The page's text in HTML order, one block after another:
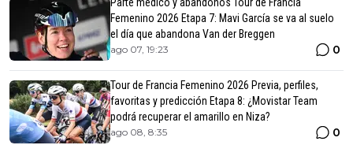
Femenino 2026 Etapa 7: Mavi García se va al suelo
el día que abandona Van der Breggen
ago 07, 19:23 0
Tour de Francia Femenino 2026 Previa, perfiles,
favoritas y predicción Etapa 8: ¿Movistar Team
podrá recuperar el amarillo en Niza?
ago 08, 8:35 0